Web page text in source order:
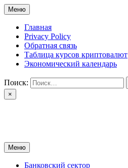
Перейти
к
содержимому
Меню
Главная
Privacy Policy
Обратная связь
Таблица курсов криптовалют
Экономический календарь
Поиск:
×
Меню
Банковский сектор